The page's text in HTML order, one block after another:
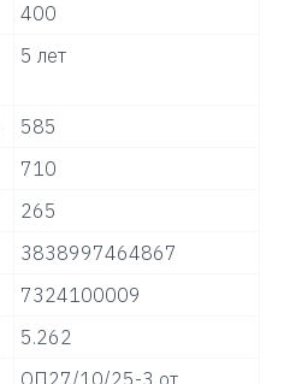
400
5 лет
585
710
265
3838997464867
7324100009
5.262